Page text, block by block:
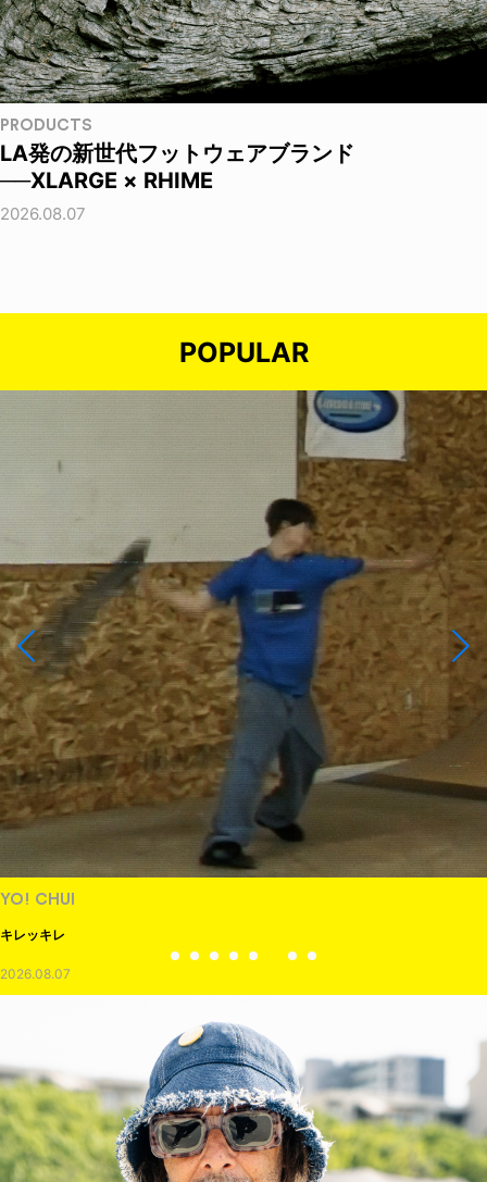
PRODUCTS
LA発の新世代フットウェアブランド
──XLARGE × RHIME
2026.08.07
POPULAR
NEWS
TOBY RYAN - PRO FOR REAL
2026.08.08